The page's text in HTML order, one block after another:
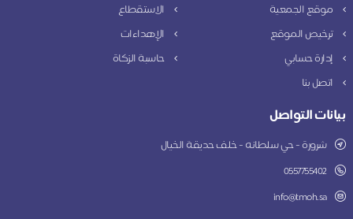
موقع الجمعية
الاستقطاع
ترخيص الموقع
الإهداءات
إدارة حسابي
حاسبة الزكاة
اتصل بنا
بيانات التواصل
شرورة - حي سلطانه - خلف حديقة الخيال
0557755402
info@tmoh.sa